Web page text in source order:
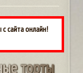
с сайта онлайн!
ыеторты